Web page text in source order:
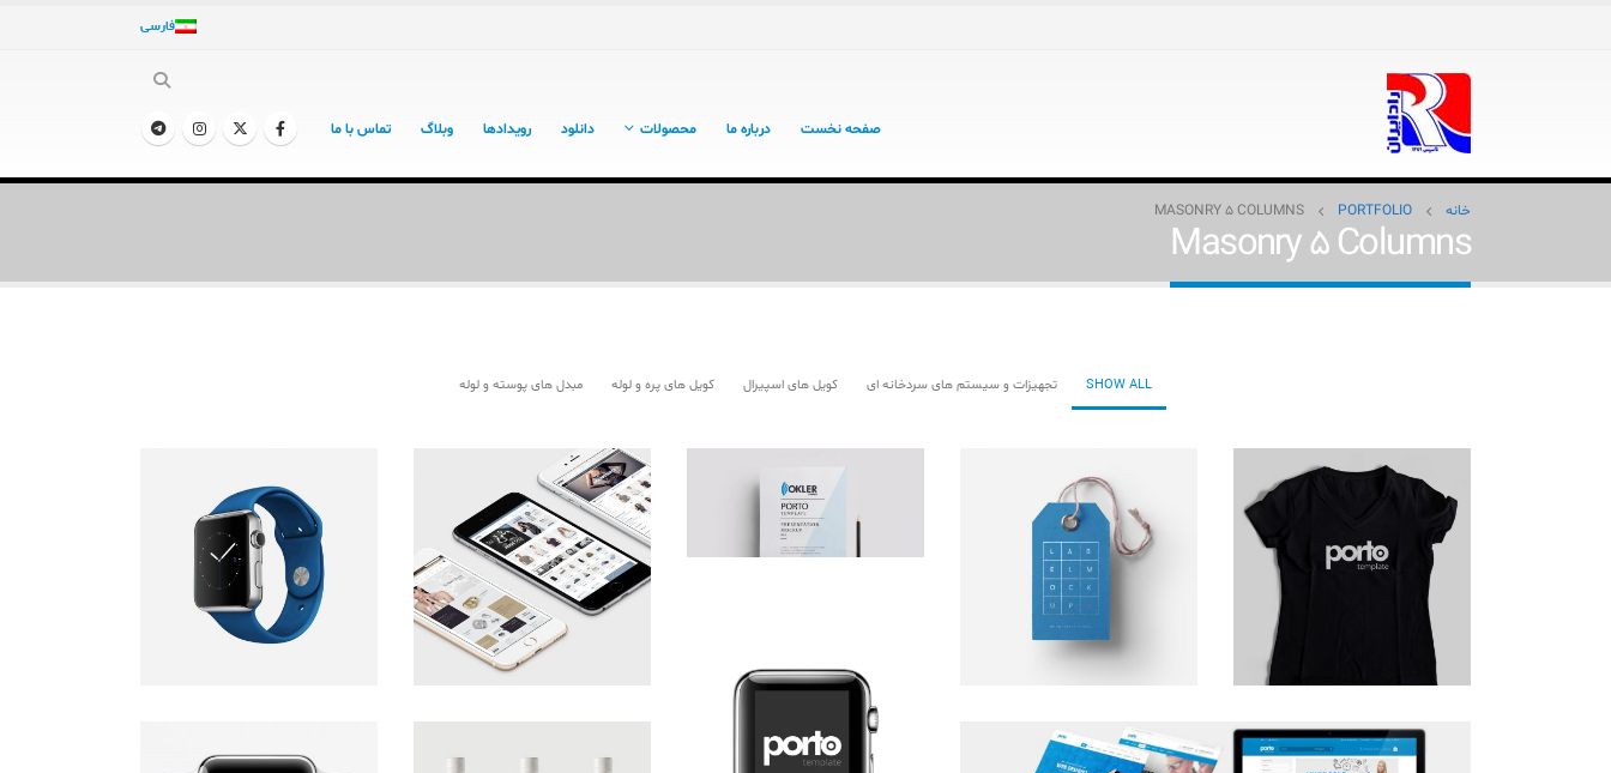
فارسی
صفحه نخست درباره ما محصولات دانلود رویدادها وبلاگ تماس با ما
خانه PORTFOLIO
MASONRY 5 COLUMNS
Masonry 5 Columns
SHOW ALL تجهیزات و سیستم های سردخانه ای کویل های اسپیرال کویل های پره و لوله مبدل های پوسته و لوله